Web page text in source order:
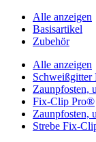
Alle anzeigen
Basisartikel
Zubehör
Alle anzeigen
Zaunpfosten,
Fix-Clip Pro®
Zaunpfosten,
Strebe Fix-